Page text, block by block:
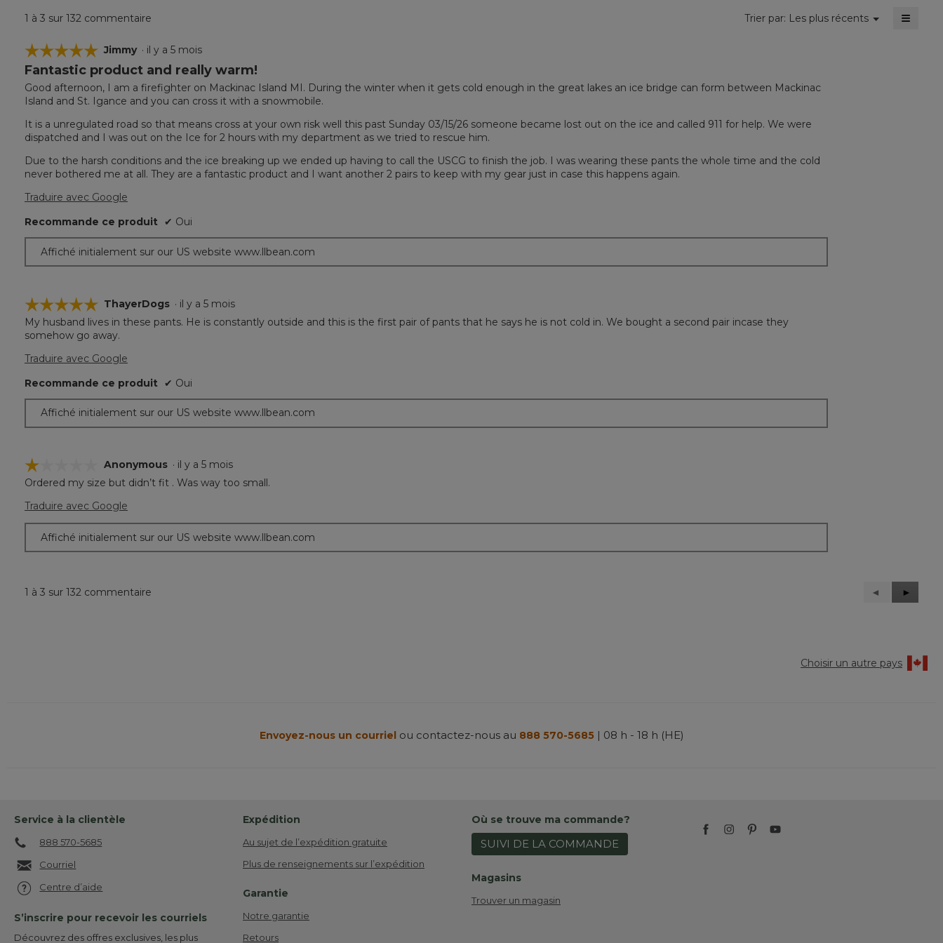
1 à 3 sur 132 commentaire Trier par: Les plus récents ▼
Menu ≡
☆☆☆☆☆
☆☆☆☆☆
5
sur
5.
Jimmy · il y a 5 mois
Fantastic product and really warm!
Good afternoon, I am a firefighter on Mackinac Island MI. During the winter when it gets cold enough in the great lakes an ice bridge can form between Mackinac
Island and St. Igance and you can cross it with a snowmobile.
It is a unregulated road so that means cross at your own risk well this past Sunday 03/15/26 someone became lost out on the ice and called 911 for help. We were
dispatched and I was out on the Ice for 2 hours with my department as we tried to rescue him.
Due to the harsh conditions and the ice breaking up we ended up having to call the USCG to finish the job. I was wearing these pants the whole time and the cold
never bothered me at all. They are a fantastic product and I want another 2 pairs to keep with my gear just in case this happens again.
Traduire avec Google
Recommande ce produit ✔ Oui
Affiché initialement sur our US website www.llbean.com
☆☆☆☆☆
☆☆☆☆☆
5
étoile(s)
5.
ThayerDogs · il y a 5 mois
My husband lives in these pants. He is constantly outside and this is the first pair of pants that he says he is not cold in. We bought a second pair incase they
somehow go away.
Traduire avec Google
Recommande ce produit ✔ Oui
Affiché initialement sur our US website www.llbean.com
☆☆☆☆☆
☆☆☆☆☆
1
sur
5.
Anonymous · il y a 5 mois
Ordered my size but didn’t fit . Was way too small.
Traduire avec Google
Affiché initialement sur our US website www.llbean.com
1 à 3 sur 132 commentaire
Précédent
Reviews
◄
Suivant
Reviews
►
Choisir un autre pays
Envoyez-nous un courrielou contactez-nous au 888 570-5685 | 08 h - 18 h (HE)
Service à la clientèle
888 570-5685
Courriel
Centre d’aide
S’inscrire pour recevoir les courriels
Découvrez des offres exclusives, les plus
Expédition
Au sujet de l’expédition gratuite
Plus de renseignements sur l’expédition
Garantie
Notre garantie
Retours
Où se trouve ma commande?
SUIVI DE LA COMMANDE
Magasins
Trouver un magasin